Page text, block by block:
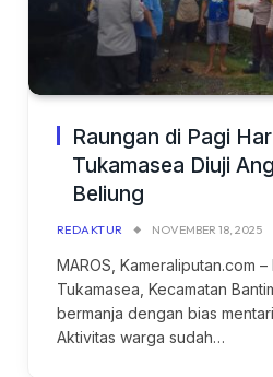
Raungan di Pagi
Tukamasea Diuji
Beliung
REDAKTUR NOVEMBER 18, 2025
MAROS, Kameraliputan.com
Tukamasea, Kecamatan
bermanja dengan bias
Aktivitas warga sudah…